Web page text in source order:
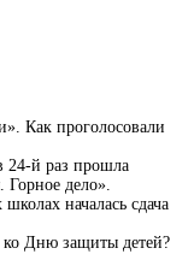
Как проголосовали
24-й раз прошла
Горное дело».
началась сдача
Дню защиты детей?